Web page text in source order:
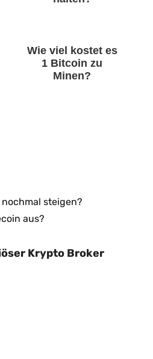
Wie viel kostet es
1 Bitcoin zu
Minen?
steigen?
aus?
Krypto Broker